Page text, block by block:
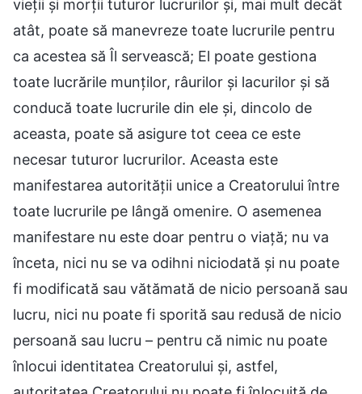
vieții și morții tuturor lucrurilor și, mai mult decât
atât, poate să manevreze toate lucrurile pentru
ca acestea să Îl servească; El poate gestiona
toate lucrările munților, râurilor și lacurilor și să
conducă toate lucrurile din ele și, dincolo de
aceasta, poate să asigure tot ceea ce este
necesar tuturor lucrurilor. Aceasta este
manifestarea autorității unice a Creatorului între
toate lucrurile pe lângă omenire. O asemenea
manifestare nu este doar pentru o viață; nu va
înceta, nici nu se va odihni niciodată și nu poate
fi modificată sau vătămată de nicio persoană sau
lucru, nici nu poate fi sporită sau redusă de nicio
persoană sau lucru – pentru că nimic nu poate
înlocui identitatea Creatorului și, astfel,